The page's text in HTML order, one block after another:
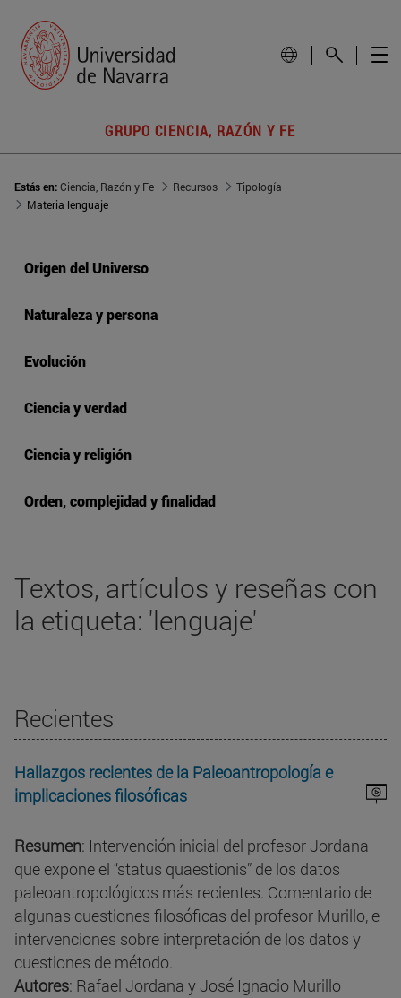
GRUPO CIENCIA, RAZÓN Y FE
Estás en:Ciencia, Razón y Fe Recursos
Tipología
Materia lenguaje
Origen del Universo
Naturaleza y persona
Evolución
Ciencia y verdad
Ciencia y religión
Orden, complejidad y finalidad
Textos, artículos y reseñas con
la etiqueta: 'lenguaje'
Recientes
Hallazgos recientes de la Paleoantropología e
implicaciones filosóficas
Resumen: Intervención inicial del profesor Jordana
que expone el “status quaestionis” de los datos
paleoantropológicos más recientes. Comentario de
algunas cuestiones filosóficas del profesor Murillo, e
intervenciones sobre interpretación de los datos y
cuestiones de método.
Autores: Rafael Jordana y José Ignacio Murillo